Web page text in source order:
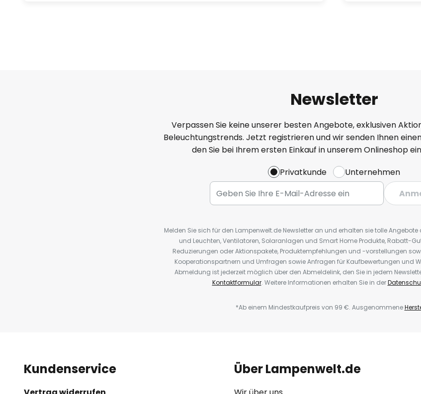
Newsletter
Verpassen Sie keine unserer besten Angebote, exklusiven
Beleuchtungstrends. Jetzt registrieren und wir senden Ihnen
den Sie bei Ihrem ersten Einkauf in unserem Onlineshop
Privatkunde
Unternehmen
Melden Sie sich für den Lampenwelt.de Newsletter an und erhalten sie tolle
und Leuchten, Ventilatoren, Solaranlagen und Smart Home Produkte, Rabatt-
Reduzierungen oder Aktionspakete, Produktempfehlungen und -vorstellungen
Kooperationspartnern und Umfragen sowie Anfragen für Kaufbewertungen und
Abmeldung ist jederzeit möglich über den Abmeldelink, den Sie in jedem
Kontaktformular. Weitere Informationen erhalten Sie in der
*Ab einem Mindestkaufpreis von 99 €. Ausgenommene
Kundenservice Über Lampenwelt.de